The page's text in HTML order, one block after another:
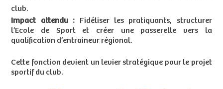
club.
Impact attendu : Fidéliser les pratiquants, structurer
l’Ecole de Sport et créer une passerelle vers la
qualification d’entraineur régional.
Cette fonction devient un levier stratégique pour le projet
sportif du club.